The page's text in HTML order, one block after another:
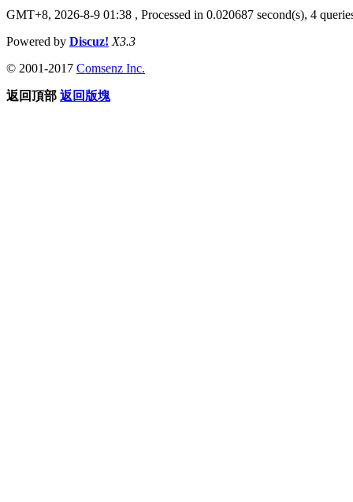
GMT+8, 2026-8-9 01:38 , Processed in 0.020687 second(s), 4
Powered by Discuz! X3.3
© 2001-2017 Comsenz Inc.
返回頂部 返回版塊